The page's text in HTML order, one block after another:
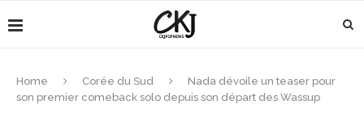
Home Corée du Sud
Nada dévoile un teaser pour
son premier comeback solo depuis son départ des Wassup